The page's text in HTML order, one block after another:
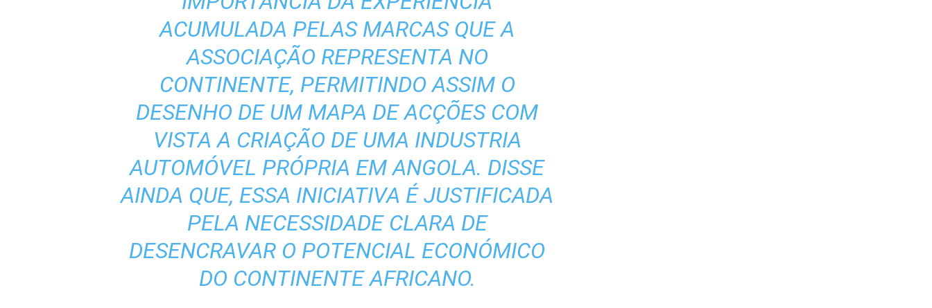
ACUMULADA PELAS MARCAS QUE A
ASSOCIAÇÃO REPRESENTA NO
CONTINENTE, PERMITINDO ASSIM O
DESENHO DE UM MAPA DE ACÇÕES COM
VISTA A CRIAÇÃO DE UMA INDUSTRIA
AUTOMÓVEL PRÓPRIA EM ANGOLA. DISSE
AINDA QUE, ESSA INICIATIVA É JUSTIFICADA
PELA NECESSIDADE CLARA DE
DESENCRAVAR O POTENCIAL ECONÓMICO
DO CONTINENTE AFRICANO.